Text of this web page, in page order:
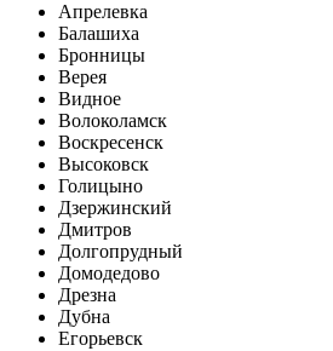
Апрелевка
Балашиха
Бронницы
Верея
Видное
Волоколамск
Воскресенск
Высоковск
Голицыно
Дзержинский
Дмитров
Долгопрудный
Домодедово
Дрезна
Дубна
Егорьевск